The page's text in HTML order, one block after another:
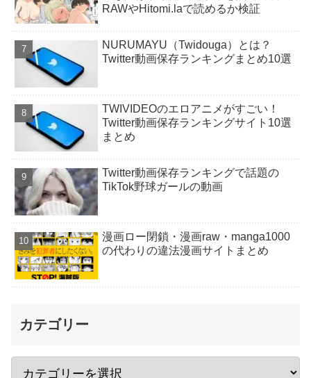
RAWやHitomi.laで読めるか検証
NURUMAYU（Twidouga）とは？
Twitter動画保存ランキングまとめ10選
TWIVIDEOのエロアニメがすごい！
Twitter動画保存ランキングサイト10選
まとめ
Twitter動画保存ランキングで話題の
TikTok野球ガールの動画
漫画ロー閉鎖・漫画raw・manga1000
の代わりの違法漫画サイトまとめ
カテゴリー